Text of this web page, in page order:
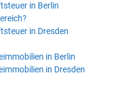
in Berlin
in Dresden
in Berlin
in Dresden